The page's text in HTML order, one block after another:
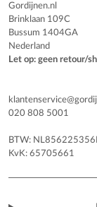
Gordijnen.nl
Brinklaan 109C
Bussum 1404GA
Nederland
Let op: geen retour/
020 808 5001
BTW:
KvK: 65705661